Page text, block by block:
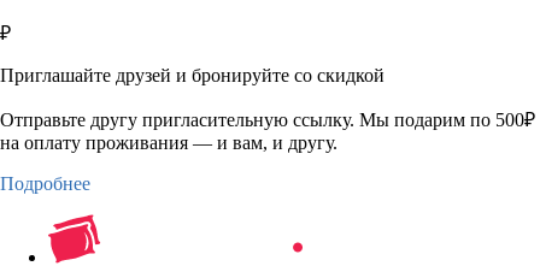
₽
Приглашайте друзей и бронируйте со скидкой
Отправьте другу пригласительную ссылку. Мы подарим по 500₽
на оплату проживания — и вам, и другу.
Подробнее